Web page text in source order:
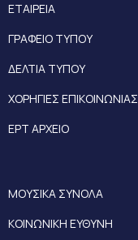
ΕΤΑΙΡΕΙΑ
ΓΡΑΦΕΙΟ ΤΥΠΟΥ
ΔΕΛΤΙΑ ΤΥΠΟΥ
ΧΟΡΗΓΙΕΣ ΕΠΙΚΟΙΝΩΝΙΑΣ
ΕΡΤ ΑΡΧΕΙΟ
ΜΟΥΣΙΚΑ ΣΥΝΟΛΑ
ΚΟΙΝΩΝΙΚΗ ΕΥΘΥΝΗ